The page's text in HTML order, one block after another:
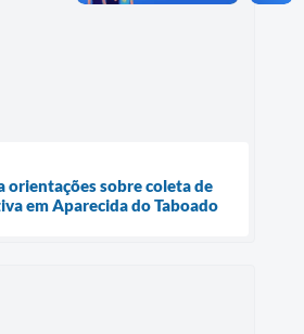
orientações sobre coleta de
em Aparecida do Taboado